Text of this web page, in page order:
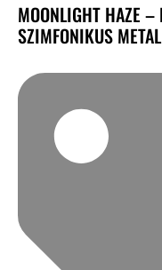
MOONLIGHT HAZE –
SZIMFONIKUS